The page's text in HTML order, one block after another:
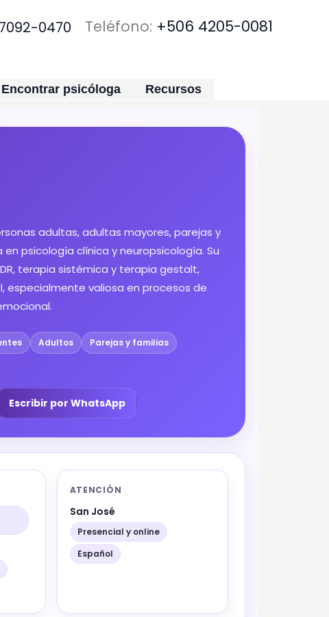
7092-0470 Teléfono: +506 4205-0081
Encontrar psicóloga Recursos
adultas, adultas mayores, parejas y
psicología clínica y neuropsicología. Su
terapia sistémica y terapia gestalt,
especialmente valiosa en procesos de
Adultos
Parejas y familias
Escribir por WhatsApp
ATENCIÓN
San José
Presencial y online
Español